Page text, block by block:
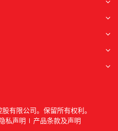
有限公司。保留所有权利。
私声明 产品条款及声明